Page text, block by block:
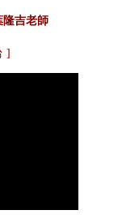
隆吉老師
]